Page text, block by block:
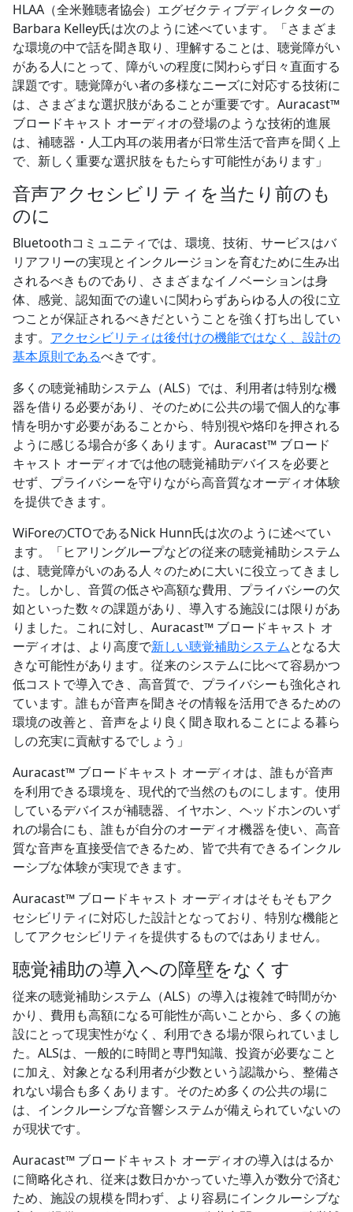
HLAA（全米難聴者協会）エグゼクティブディレクターの
Barbara Kelley氏は次のように述べています。「さまざま
な環境の中で話を聞き取り、理解することは、聴覚障がい
がある人にとって、障がいの程度に関わらず日々直面する
課題です。聴覚障がい者の多様なニーズに対応する技術に
は、さまざまな選択肢があることが重要です。Auracast™
ブロードキャスト オーディオの登場のような技術的進展
は、補聴器・人工内耳の装用者が日常生活で音声を聞く上
で、新しく重要な選択肢をもたらす可能性があります」
音声アクセシビリティを当たり前のも
のに
Bluetoothコミュニティでは、環境、技術、サービスはバ
リアフリーの実現とインクルージョンを育むために生み出
されるべきものであり、さまざまなイノベーションは身
体、感覚、認知面での違いに関わらずあらゆる人の役に立
つことが保証されるべきだということを強く打ち出してい
ます。 アクセシビリティは後付けの機能ではなく、設計の
基本原則であるべきです。
多くの聴覚補助システム（ALS）では、利用者は特別な機
器を借りる必要があり、そのために公共の場で個人的な事
情を明かす必要があることから、特別視や烙印を押される
ように感じる場合が多くあります。Auracast™ ブロード
キャスト オーディオでは他の聴覚補助デバイスを必要と
せず、プライバシーを守りながら高音質なオーディオ体験
を提供できます。
WiForeのCTOであるNick Hunn氏は次のように述べてい
ます。「ヒアリングループなどの従来の聴覚補助システム
は、聴覚障がいのある人々のために大いに役立ってきまし
た。しかし、音質の低さや高額な費用、プライバシーの欠
如といった数々の課題があり、導入する施設には限りがあ
りました。これに対し、Auracast™ ブロードキャスト オ
ーディオは、より高度で新しい聴覚補助システムとなる大
きな可能性があります。従来のシステムに比べて容易かつ
低コストで導入でき、高音質で、プライバシーも強化され
ています。誰もが音声を聞きその情報を活用できるための
環境の改善と、音声をより良く聞き取れることによる暮ら
しの充実に貢献するでしょう」
Auracast™ ブロードキャスト オーディオは、誰もが音声
を利用できる環境を、現代的で当然のものにします。使用
しているデバイスが補聴器、イヤホン、ヘッドホンのいず
れの場合にも、誰もが自分のオーディオ機器を使い、高音
質な音声を直接受信できるため、皆で共有できるインクル
ーシブな体験が実現できます。
Auracast™ ブロードキャスト オーディオはそもそもアク
セシビリティに対応した設計となっており、特別な機能と
してアクセシビリティを提供するものではありません。
聴覚補助の導入への障壁をなくす
従来の聴覚補助システム（ALS）の導入は複雑で時間がか
かり、費用も高額になる可能性が高いことから、多くの施
設にとって現実性がなく、利用できる場が限られていまし
た。ALSは、一般的に時間と専門知識、投資が必要なこと
に加え、対象となる利用者が少数という認識から、整備さ
れない場合も多くあります。そのため多くの公共の場に
は、インクルーシブな音響システムが備えられていないの
が現状です。
Auracast™ ブロードキャスト オーディオの導入ははるか
に簡略化され、従来は数日かかっていた導入が数分で済む
ため、施設の規模を問わず、より容易にインクルーシブな